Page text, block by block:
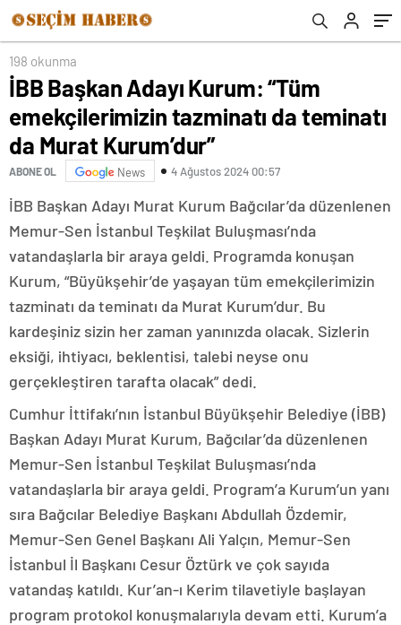
Murat Kurum’dur”
198 okunma
İBB Başkan Adayı Kurum: “Tüm
emekçilerimizin tazminatı da teminatı
da Murat Kurum’dur”
ABONE OL News 4 Ağustos 2024 00:57
İBB Başkan Adayı Murat Kurum Bağcılar’da düzenlenen
Memur-Sen İstanbul Teşkilat Buluşması’nda
vatandaşlarla bir araya geldi. Programda konuşan
Kurum, “Büyükşehir’de yaşayan tüm emekçilerimizin
tazminatı da teminatı da Murat Kurum’dur. Bu
kardeşiniz sizin her zaman yanınızda olacak. Sizlerin
eksiği, ihtiyacı, beklentisi, talebi neyse onu
gerçekleştiren tarafta olacak” dedi.
Cumhur İttifakı’nın İstanbul Büyükşehir Belediye (İBB)
Başkan Adayı Murat Kurum, Bağcılar’da düzenlenen
Memur-Sen İstanbul Teşkilat Buluşması’nda
vatandaşlarla bir araya geldi. Program’a Kurum’un yanı
sıra Bağcılar Belediye Başkanı Abdullah Özdemir,
Memur-Sen Genel Başkanı Ali Yalçın, Memur-Sen
İstanbul İl Başkanı Cesur Öztürk ve çok sayıda
vatandaş katıldı. Kur’an-ı Kerim tilavetiyle başlayan
program protokol konuşmalarıyla devam etti. Kurum’a